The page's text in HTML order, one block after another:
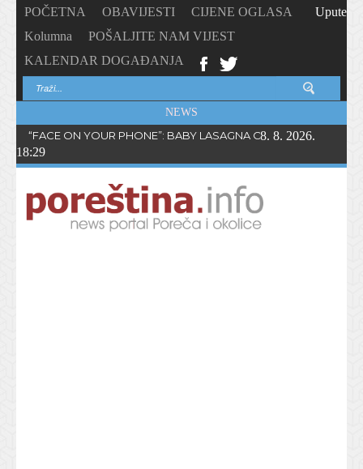
POČETNA OBAVIJESTI
CIJENE OGLASA
Kolumna
POŠALJITE NAM VIJEST
KALENDAR DOGAĐANJA
Upute
NEWS
“FACE ON YOUR PHONE”: BABY LASAGNA OBJAVIO NOVI
8. 8. 2026.
18:29